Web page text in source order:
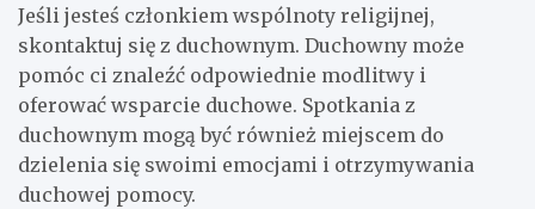
Jeśli jesteś członkiem wspólnoty religijnej,
skontaktuj się z duchownym. Duchowny może
pomóc ci znaleźć odpowiednie modlitwy i
oferować wsparcie duchowe. Spotkania z
duchownym mogą być również miejscem do
dzielenia się swoimi emocjami i otrzymywania
duchowej pomocy.